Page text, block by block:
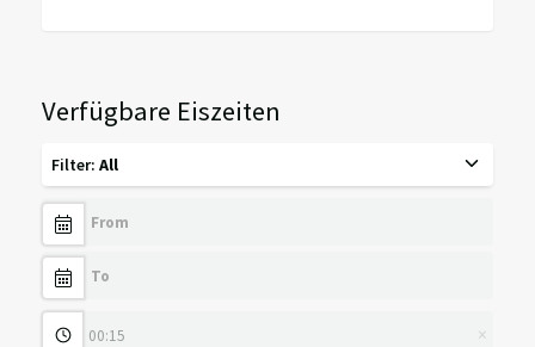
Verfügbare Eiszeiten
Filter: All
×